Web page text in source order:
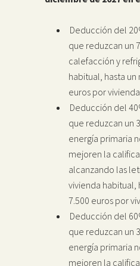
Deducción del
que reduzcan un
calefacción y
habitual, hasta un
euros por vivienda.
Deducción del
que reduzcan un
energía primaria
mejoren la
alcanzando las
vivienda habitual,
7.500 euros por
Deducción del
que reduzcan un
energía primaria
mejoren la